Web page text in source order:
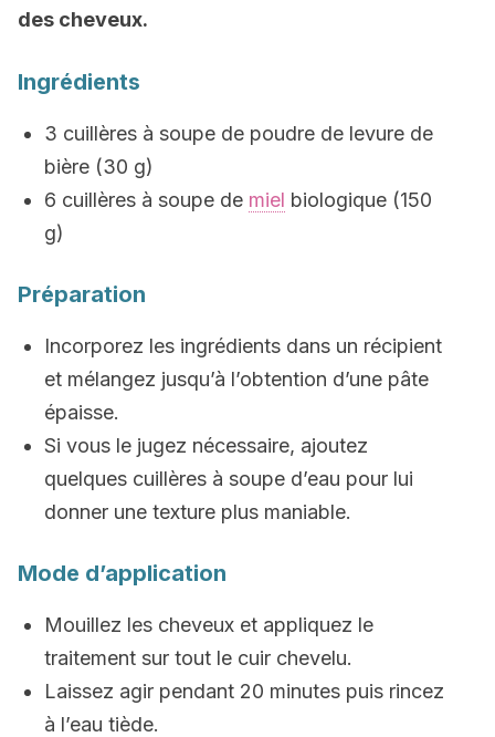
des cheveux.
Ingrédients
3 cuillères à soupe de poudre de levure de
bière (30 g)
6 cuillères à soupe de miel biologique (150
g)
Préparation
Incorporez les ingrédients dans un récipient
et mélangez jusqu’à l’obtention d’une pâte
épaisse.
Si vous le jugez nécessaire, ajoutez
quelques cuillères à soupe d’eau pour lui
donner une texture plus maniable.
Mode d’application
Mouillez les cheveux et appliquez le
traitement sur tout le cuir chevelu.
Laissez agir pendant 20 minutes puis rincez
à l’eau tiède.